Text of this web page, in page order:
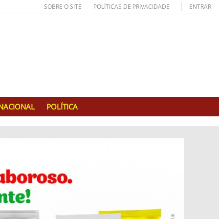
SOBRE O SITE POLÍTICAS DE PRIVACIDADE ENTRAR
POLÍTICA